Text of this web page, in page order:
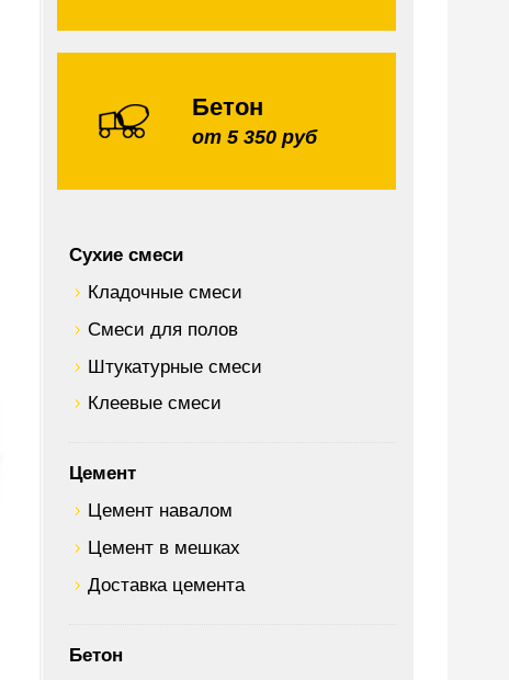
Бетон
от 5 350 руб
Сухие смеси
Кладочные смеси
Смеси для полов
Штукатурные смеси
Клеевые смеси
Цемент
Цемент навалом
Цемент в мешках
Доставка цемента
Бетон